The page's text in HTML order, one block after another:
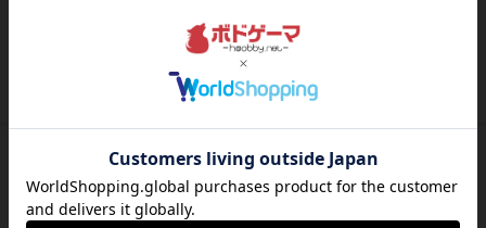
スカイマイン
75～150分 12歳～
Roll Player: Monsters & Minions